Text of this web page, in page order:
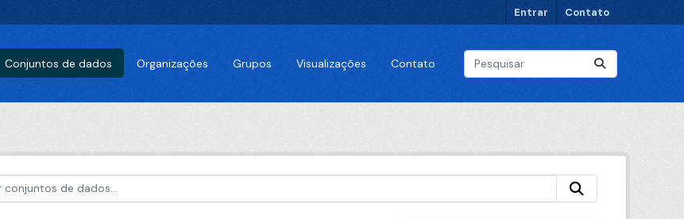
Entrar Contato
Conjuntos de dados Organizações Grupos Visualizações Contato